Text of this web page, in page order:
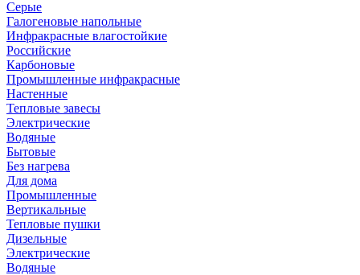
Серые
Галогеновые напольные
Инфракрасные влагостойкие
Российские
Карбоновые
Промышленные инфракрасные
Настенные
Тепловые завесы
Электрические
Водяные
Бытовые
Без нагрева
Для дома
Промышленные
Вертикальные
Тепловые пушки
Дизельные
Электрические
Водяные